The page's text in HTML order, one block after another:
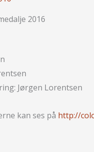
2016
Jørgen Lorentsen
kan ses på http://